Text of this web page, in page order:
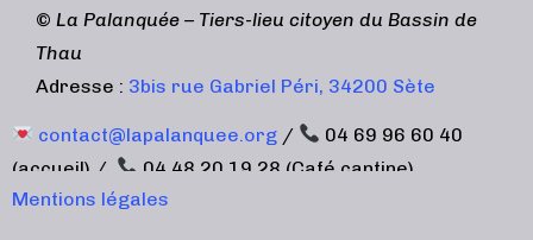
© La Palanquée – Tiers-lieu citoyen du Bassin de
Thau
Adresse : 3bis rue Gabriel Péri, 34200 Sète
contact@lapalanquee.org /
04 69 96 60 40
(accueil) /
04 48 20 19 28 (Café cantine)
Mentions légales